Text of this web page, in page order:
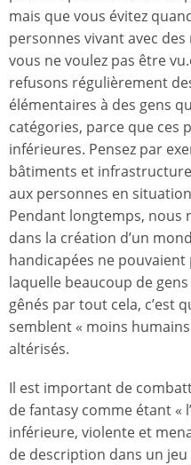
mais que vous évitez
personnes vivant avec
vous ne voulez pas être
refusons régulièrement
élémentaires à des gens
catégories, parce que ces
inférieures. Pensez par
bâtiments et
aux personnes en
Pendant longtemps, nous
dans la création d’un
handicapées ne
laquelle beaucoup de
gênés par tout cela, c’est
semblent « moins
altérisés.
Il est important de
de fantasy comme étant «
inférieure, violente et
de description dans un